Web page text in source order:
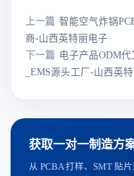
上一篇 智能空气炸锅
商-山西英特丽电子
下一篇 电子产品ODM
_EMS源头工厂-山西英
获取一对一制造方
从 PCBA 打样、SMT 贴